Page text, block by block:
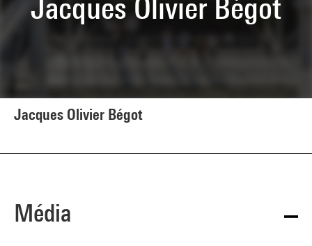
Jacques Olivier Bégot
Jacques Olivier Bégot
Média